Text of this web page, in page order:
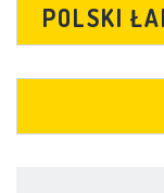
POLSKI